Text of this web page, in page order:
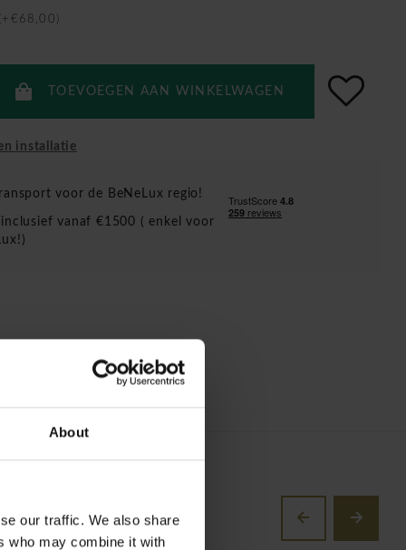
About
our traffic. We also share
who may combine it with
TOEVOEGEN AAN WINKELWAGEN
installatie
voor de BeNeLux regio!
vanaf €1500 ( enkel voor